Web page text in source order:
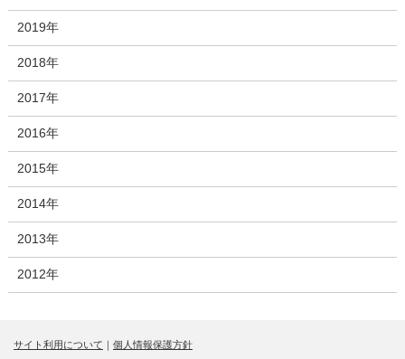
2019年
2018年
2017年
2016年
2015年
2014年
2013年
2012年
サイト利用について 個人情報保護方針